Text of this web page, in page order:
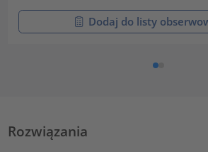
Dodaj do listy
Rozwiązania